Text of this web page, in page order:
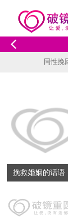
同性挽
挽救婚姻的话语